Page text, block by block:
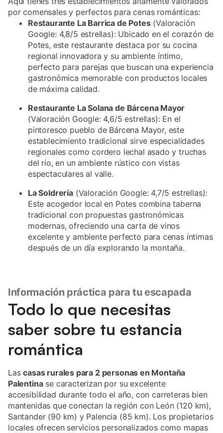
por comensales y perfectos para cenas románticas:
Restaurante La Barrica de Potes(Valoración
Google: 4,8/5 estrellas): Ubicado en el corazón de
Potes, este restaurante destaca por su cocina
regional innovadora y su ambiente íntimo,
perfecto para parejas que buscan una experiencia
gastronómica memorable con productos locales
de máxima calidad.
Restaurante La Solana de Bárcena Mayor
(Valoración Google: 4,6/5 estrellas): En el
pintoresco pueblo de Bárcena Mayor, este
establecimiento tradicional sirve especialidades
regionales como cordero lechal asado y truchas
del río, en un ambiente rústico con vistas
espectaculares al valle.
La Soldrería(Valoración Google: 4,7/5 estrellas):
Este acogedor local en Potes combina taberna
tradicional con propuestas gastronómicas
modernas, ofreciendo una carta de vinos
excelente y ambiente perfecto para cenas íntimas
después de un día explorando la montaña.
Información práctica para tu escapada
Todo lo que necesitas
saber sobre tu estancia
romántica
Lascasas rurales para 2 personas en Montaña
Palentinase caracterizan por su excelente
accesibilidad durante todo el año, con carreteras bien
mantenidas que conectan la región con León (120 km),
Santander (90 km) y Palencia (85 km). Los propietarios
locales ofrecen servicios personalizados como mapas